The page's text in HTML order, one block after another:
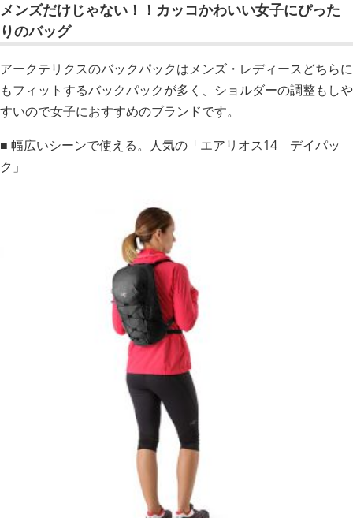
メンズだけじゃない！！カッコかわいい女子にぴった
りのバッグ
アークテリクスのバックパックはメンズ・レディースどちらに
もフィットするバックパックが多く、ショルダーの調整もしや
すいので女子におすすめのブランドです。
■ 幅広いシーンで使える。人気の「エアリオス14 デイパッ
ク」